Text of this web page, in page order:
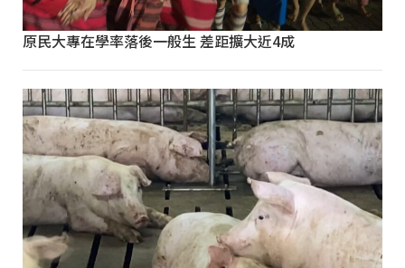
原民大專在學率落後一般生 差距擴大近4成